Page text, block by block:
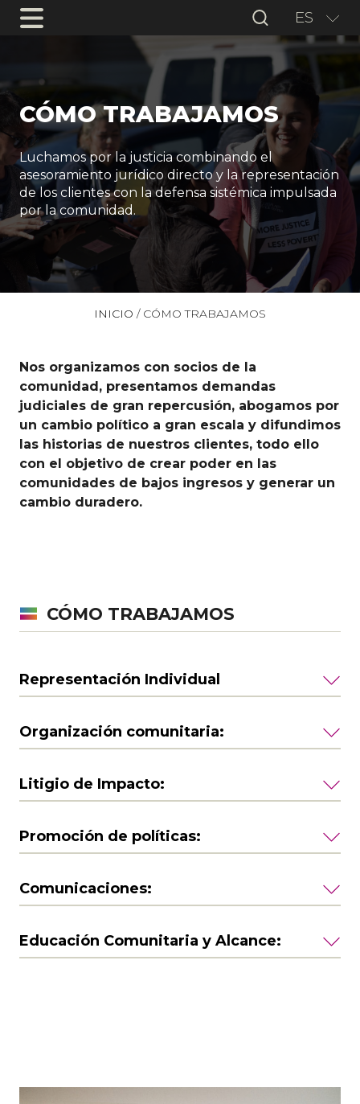
ES
CÓMO TRABAJAMOS
Luchamos por la justicia combinando el
asesoramiento jurídico directo y la representación
de los clientes con la defensa sistémica impulsada
por la comunidad.
INICIO / CÓMO TRABAJAMOS
Nos organizamos con socios de la
comunidad, presentamos demandas
judiciales de gran repercusión, abogamos por
un cambio político a gran escala y difundimos
las historias de nuestros clientes, todo ello
con el objetivo de crear poder en las
comunidades de bajos ingresos y generar un
cambio duradero.
CÓMO TRABAJAMOS
Representación Individual
Organización comunitaria:
Litigio de Impacto:
Promoción de políticas:
Comunicaciones:
Educación Comunitaria y Alcance: